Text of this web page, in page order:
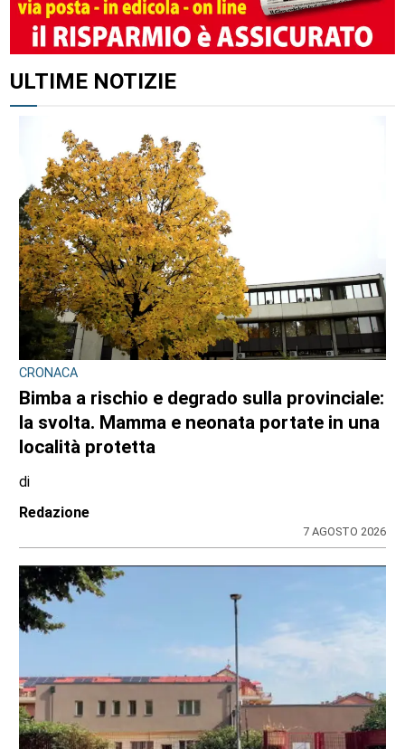
ULTIME NOTIZIE
CRONACA
Bimba a rischio e degrado sulla provinciale:
la svolta. Mamma e neonata portate in una
località protetta
di
Redazione
7 AGOSTO 2026